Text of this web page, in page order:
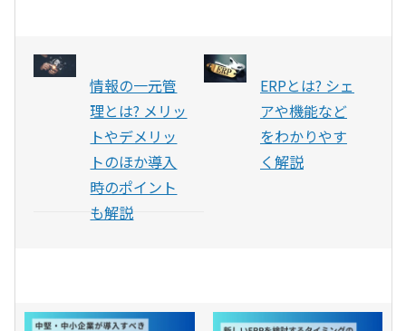
情報の一元管
理とは? メリッ
トやデメリッ
トのほか導入
時のポイント
も解説
ERPとは? シェ
アや機能など
をわかりやす
く解説